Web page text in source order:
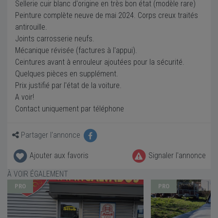
Sellerie cuir blanc d'origine en très bon état (modèle rare)
Peinture complète neuve de mai 2024. Corps creux traités
antirouille.
Joints carrosserie neufs.
Mécanique révisée (factures à l'appui).
Ceintures avant à enrouleur ajoutées pour la sécurité.
Quelques pièces en supplément.
Prix justifié par l'état de la voiture.
A voir!
Contact uniquement par téléphone
Partager l'annonce
Ajouter aux favoris
Signaler l'annonce
À VOIR ÉGALEMENT
PRO PRO